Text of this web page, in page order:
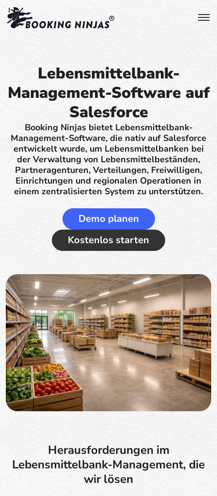
Lebensmittelbank-
Management-Software auf
Salesforce
Booking Ninjas bietet Lebensmittelbank-
Management-Software, die nativ auf Salesforce
entwickelt wurde, um Lebensmittelbanken bei
der Verwaltung von Lebensmittelbeständen,
Partneragenturen, Verteilungen, Freiwilligen,
Einrichtungen und regionalen Operationen in
einem zentralisierten System zu unterstützen.
Demo planen
Kostenlos starten
Herausforderungen im
Lebensmittelbank-Management, die
wir lösen